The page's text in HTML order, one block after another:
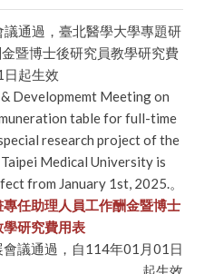
通過，臺北醫學大學專題研
暨博士後研究員教學研究費
起生效
Developmemt Meeting on
table for full-time
research project of the
Medical University is
from January 1st, 2025.。
任助理人員工作酬金暨博士
研究費用表
議通過，自114年01 月01 日
起生效